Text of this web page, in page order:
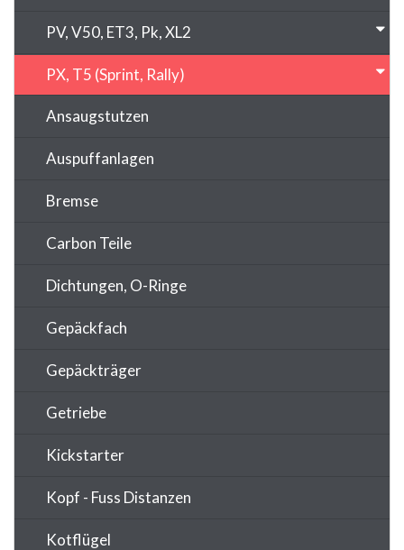
PV, V50, ET3, Pk, XL2
PX, T5 (Sprint, Rally)
Ansaugstutzen
Auspuffanlagen
Bremse
Carbon Teile
Dichtungen, O-Ringe
Gepäckfach
Gepäckträger
Getriebe
Kickstarter
Kopf - Fuss Distanzen
Kotflügel